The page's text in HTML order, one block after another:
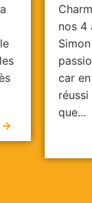
nos 4
car
que...